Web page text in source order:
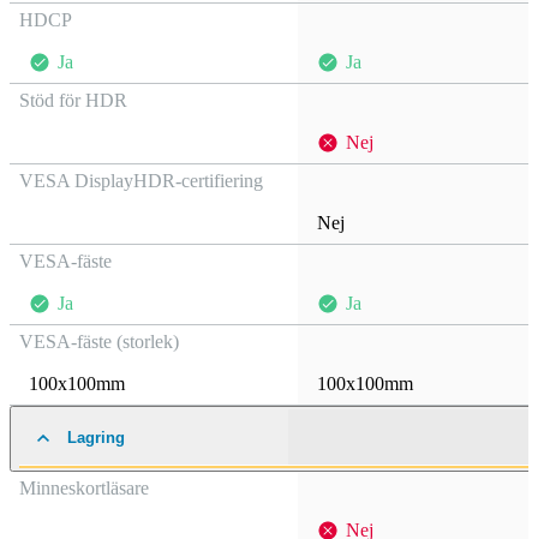
HDCP
Ja
Ja
Stöd för HDR
Nej
VESA DisplayHDR-certifiering
Nej
VESA-fäste
Ja
Ja
VESA-fäste (storlek)
100x100mm 100x100mm
Lagring
Minneskortläsare
Nej